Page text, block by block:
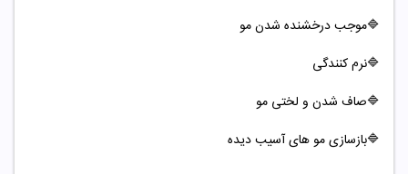
🔷موجب درخشنده شدن مو
🔷نرم کنندگی
🔷صاف شدن و لختی مو
🔷بازسازی مو های آسیب دیده